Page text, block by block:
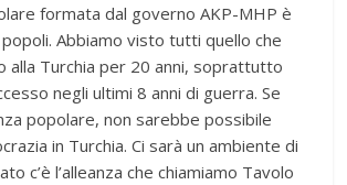
formata dal governo AKP-MHP è
Abbiamo visto tutti quello che
alla Turchia per 20 anni, soprattutto
negli ultimi 8 anni di guerra. Se
popolare, non sarebbe possibile
in Turchia. Ci sarà un ambiente di
c’è l’alleanza che chiamiamo Tavolo